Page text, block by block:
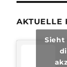
AKTUELLE
Sieht